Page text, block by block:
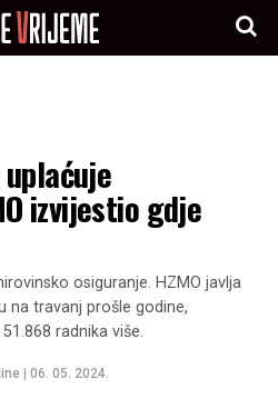
izvijestio gdje
osiguranje. HZMO javlja
na travanj prošle godine,
radnika više.
06. 05. 2024.